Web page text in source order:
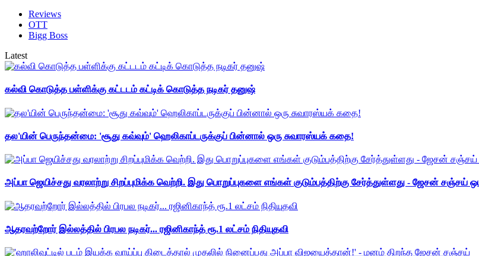
Reviews
OTT
Bigg Boss
Latest
கல்வி கொடுத்த பள்ளிக்கு கட்டடம் கட்டிக் கொடுத்த நடிகர் தனுஷ்
தல'யின் பெருந்தன்மை: 'சூது கவ்வும்' ஹெலிகாப்டருக்குப் பின்னால் ஒரு சுவாரஸ்யக் கதை!
அப்பா ஜெயிச்சது வரலாற்று சிறப்புமிக்க வெற்றி. இது பொறுப்புகளை எங்கள் குடும்பத்திற்கு சேர்த்துள்ளது - ஜேசன் சஞ்சய்
ஆதரவற்றோர் இல்லத்தில் பிரபல நடிகர்... ரஜினிகாந்த் ரூ.1 லட்சம் நிதியுதவி